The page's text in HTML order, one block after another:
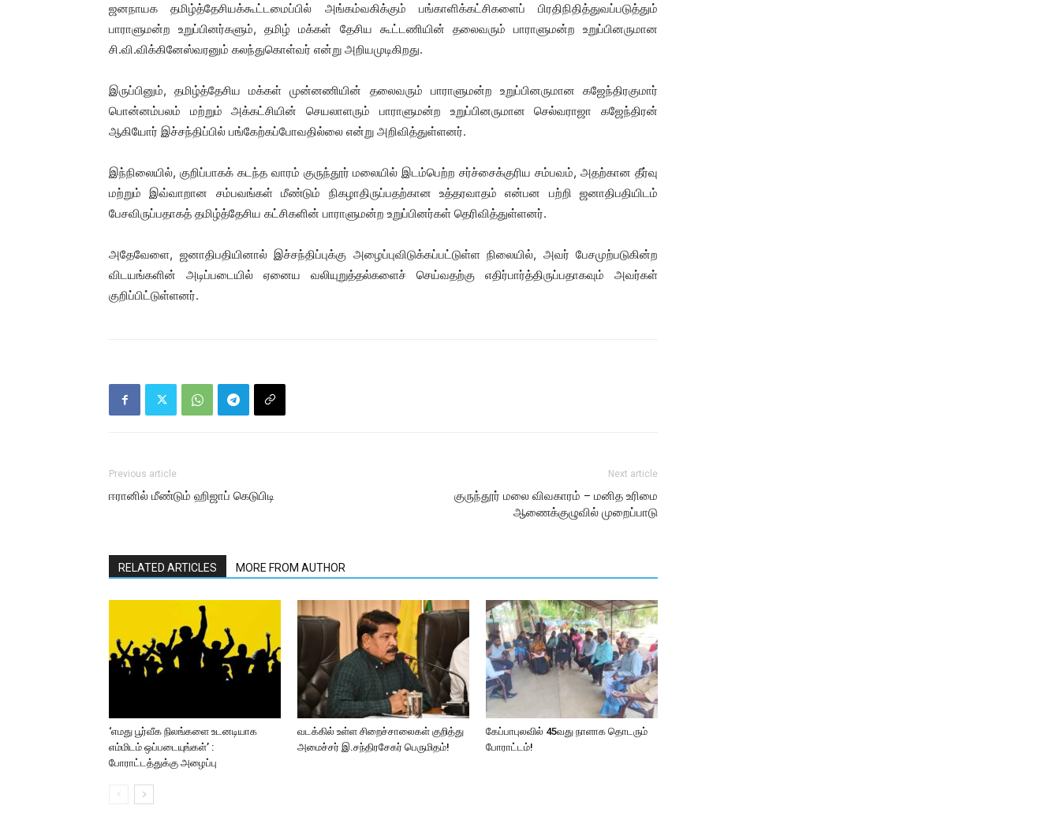
ஜனநாயக தமிழ்த்தேசியக்கூட்டமைப்பில் அங்கம்வகிக்கும் பங்காளிக்கட்சிகளைப் பிரதிநிதித்துவப்படுத்தும்
பாராளுமன்ற உறுப்பினர்களும், தமிழ் மக்கள் தேசிய கூட்டணியின் தலைவரும் பாராளுமன்ற உறுப்பினருமான
சி.வி.விக்கினேஸ்வரனும் கலந்துகொள்வர் என்று அறியமுடிகிறது.
இருப்பினும், தமிழ்த்தேசிய மக்கள் முன்னணியின் தலைவரும் பாராளுமன்ற உறுப்பினருமான கஜேந்திரகுமார்
பொன்னம்பலம் மற்றும் அக்கட்சியின் செயலாளரும் பாராளுமன்ற உறுப்பினருமான செல்வராஜா கஜேந்திரன்
ஆகியோர் இச்சந்திப்பில் பங்கேற்கப்போவதில்லை என்று அறிவித்துள்ளனர்.
இந்நிலையில், குறிப்பாகக் கடந்த வாரம் குருந்தூர் மலையில் இடம்பெற்ற சர்ச்சைக்குரிய சம்பவம், அதற்கான தீர்வு
மற்றும் இவ்வாறான சம்பவங்கள் மீண்டும் நிகழாதிருப்பதற்கான உத்தரவாதம் என்பன பற்றி ஜனாதிபதியிடம்
பேசவிருப்பதாகத் தமிழ்த்தேசிய கட்சிகளின் பாராளுமன்ற உறுப்பினர்கள் தெரிவித்துள்ளனர்.
அதேவேளை, ஜனாதிபதியினால் இச்சந்திப்புக்கு அழைப்புவிடுக்கப்பட்டுள்ள நிலையில், அவர் பேசமுற்படுகின்ற
விடயங்களின் அடிப்படையில் ஏனைய வலியுறுத்தல்களைச் செய்வதற்கு எதிர்பார்த்திருப்பதாகவும் அவர்கள்
குறிப்பிட்டுள்ளனர்.
Previous article
ஈரானில் மீண்டும் ஹிஜாப் கெடுபிடி
Next article
குருந்தூர் மலை விவகாரம் – மனித உரிமை
ஆணைக்குழுவில் முறைப்பாடு
RELATED ARTICLES MORE FROM AUTHOR
‘எமது பூர்வீக நிலங்களை உடனடியாக
எம்மிடம் ஒப்படையுங்கள்’ :
போராட்டத்துக்கு அழைப்பு
வடக்கில் உள்ள சிறைச்சாலைகள் குறித்து
அமைச்சர் இ.சந்திரசேகர் பெருமிதம்!
கேப்பாபுலவில் 45வது நாளாக தொடரும்
போராட்டம்!